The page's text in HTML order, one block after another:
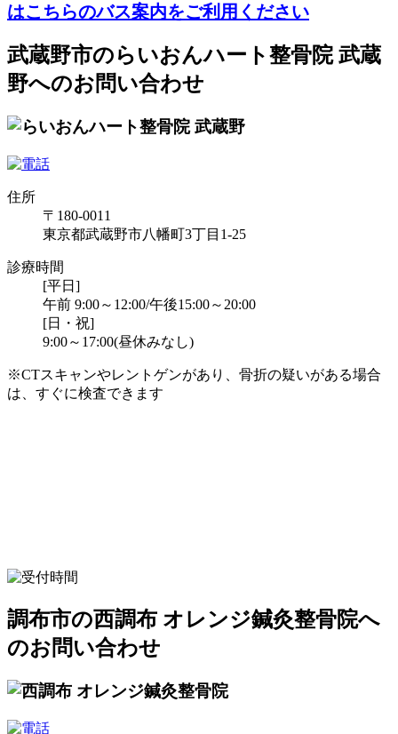
はこちらのバス案内をご利用ください
武蔵野市のらいおんハート整骨院 武蔵
野へのお問い合わせ
住所
〒180-0011
東京都武蔵野市八幡町3丁目1-25
診療時間
[平日]
午前 9:00～12:00/午後15:00～20:00
[日・祝]
9:00～17:00(昼休みなし)
※CTスキャンやレントゲンがあり、骨折の疑いがある場合
は、すぐに検査できます
調布市の西調布 オレンジ鍼灸整骨院へ
のお問い合わせ